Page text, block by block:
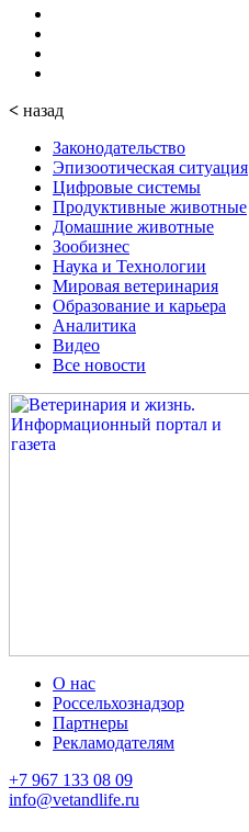
< назад
Законодательство
Эпизоотическая ситуация
Цифровые системы
Продуктивные животные
Домашние животные
Зообизнес
Наука и Технологии
Мировая ветеринария
Образование и карьера
Аналитика
Видео
Все новости
О нас
Россельхознадзор
Партнеры
Рекламодателям
+7 967 133 08 09
info@vetandlife.ru